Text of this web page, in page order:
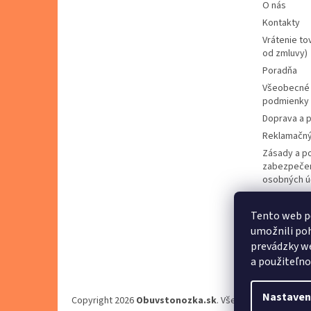
Tento web
umožnili
prevádzky
a
O nás
Kontakty
Vrátenie
od zmluvy)
Poradňa
podmienky
Doprava a
Zásady a
osobných
cookies
Predávané
Napíšte
Copyright 2026 Obuvstonozka.sk. Všetky práva